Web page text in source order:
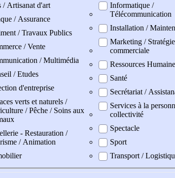
/ Artisanat d'art
/ Assurance
/ Travaux Publics
/ Vente
/ Multimédia
/ Etudes
d'entreprise
verts et naturels /
/ Pêche / Soins aux
- Restauration /
/ Animation
Informatique /
Télécommunication
Installation /
Marketing / Stratégie
commerciale
Ressources
Santé
Secrétariat /
Services à la
collectivité
Spectacle
Sport
Transport /